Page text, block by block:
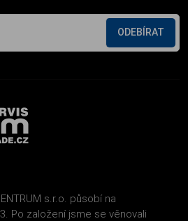
ODEBÍRAT
s.r.o. působí na
Po založení jsme se věnovali